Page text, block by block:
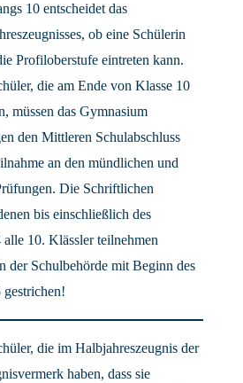
10 entscheidet das
ob eine Schülerin
Profiloberstufe eintreten kann.
die am Ende von Klasse 10
müssen das Gymnasium
den Mittleren Schulabschluss
an den mündlichen und
Die Schriftlichen
bis einschließlich des
10. Klässler teilnehmen
der Schulbehörde mit Beginn des
gestrichen!
die im Halbjahreszeugnis der
haben, dass sie